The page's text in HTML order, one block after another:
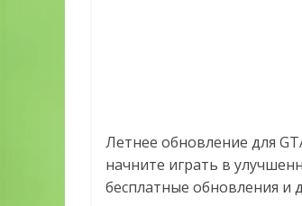
Летнее обновление для
начните играть в
бесплатные обновления и